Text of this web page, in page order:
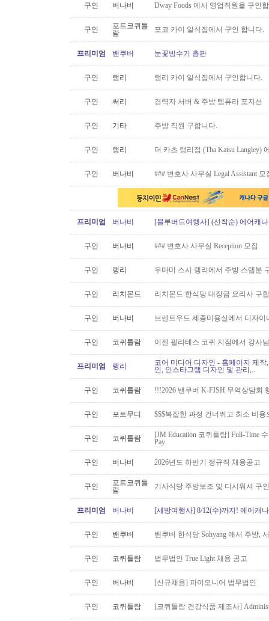
구인 버나비 Dway Foods 에서 영업직원을 구인
구인
포트코퀴틀
람
포코 카이 일식집에서 구인 합니다.
프리미엄 밴쿠버 눈꽃빙수기 총판
구인 랭리 랭리 카이 일식집에서 구인합니다.
구인 써리 경력자 서버 & 주방 템퓨라 포지션
구인 기타 주방 직원 구합니다.
구인 랭리 더 카츠 랭리점 (Tha Katsu Langley)
구인 버나비 ### 변호사 사무실 Legal Assistant 모
프리미엄 버나비 [블루버드여행사] (선착순) 에어캐
구인 버나비 ### 변호사 사무실 Reception 모집
구인 랭리 우마미 스시 랭리에서 주방 스텝분
구인 리치몬드 리치몬드 한식당 대장금 요리사 구
구인 버나비 브렌트우드 세종미용실에서 디자이
구인 코퀴틀람 이젠 필라테스 코퀴 지점에서 강사
프리미엄 랭리
코어 미디어 디자인 - 홈페이지 제
인, 인스타그램 디자인 및 관리,..
구인 코퀴틀람 !!!2026 밴쿠버 K-FISH 무역상담회
구인 포트무디 $$$복잡한 과정 건너뛰고 최소 비
구인 코퀴틀람
[JM Education 코퀴틀람] Full-Time
Pay
구인 버나비 2026년도 하반기 정규직 채용공고
구인
포트코퀴틀
람
기사식당 주방보조 및 디시워셔 구
프리미엄 버나비 [세방여행사] 8/12(수)까지! 에어캐
구인 밴쿠버 밴쿠버 한식당 Sohyang 애서 주방,
구인 코퀴틀람 법무법인 True Light 채용 공고
구인 버나비 [신규채용] 파이오니어 법무법인
구인 코퀴틀람 [코퀴틀람 건강식품 제조사]